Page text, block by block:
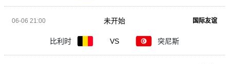
06-06 21:00 国际友谊
比利时 VS 突尼斯
未开始